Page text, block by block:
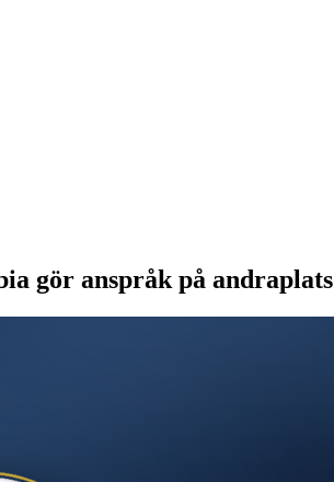
gör anspråk på andraplats